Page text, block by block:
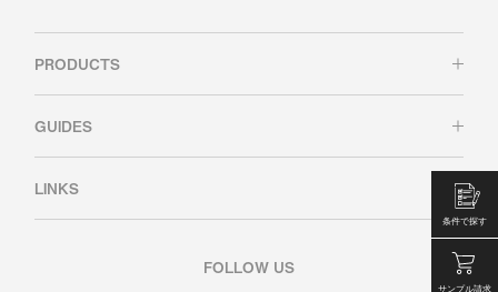
条件で探す
サンプル請求
PRODUCTS
GUIDES
LINKS
FOLLOW US